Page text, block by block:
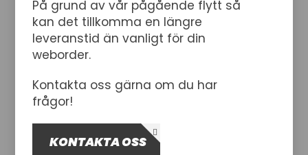
På grund av vår pågående flytt så
kan det tillkomma en längre
leveranstid än vanligt för din
weborder.
Kontakta oss gärna om du har
frågor!
KONTAKTA OSS